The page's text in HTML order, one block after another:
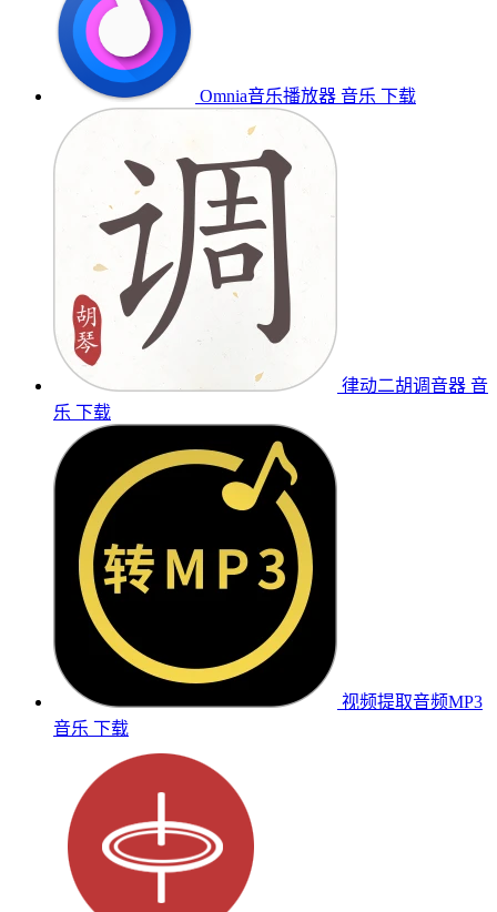
Omnia音乐播放器 音乐 下载
律动二胡调音器 音
乐 下载
视频提取音频MP3
音乐 下载